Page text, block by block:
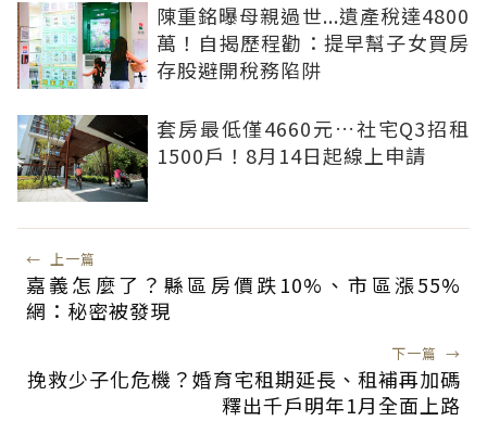
陳重銘曝母親過世...遺產稅達4800
萬！自揭歷程勸：提早幫子女買房
存股避開稅務陷阱
套房最低僅4660元…社宅Q3招租
1500戶！8月14日起線上申請
← 上一篇
嘉義怎麼了？縣區房價跌10%、市區漲55%
網：秘密被發現
下一篇 →
挽救少子化危機？婚育宅租期延長、租補再加碼
釋出千戶明年1月全面上路